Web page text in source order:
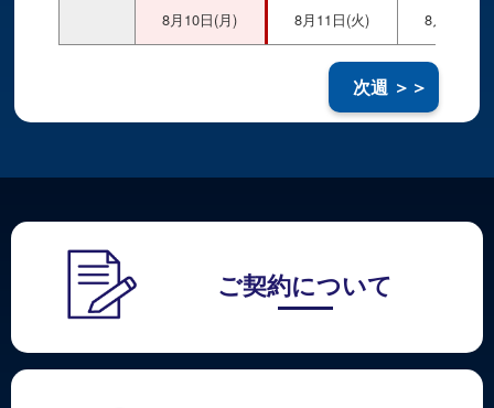
8月10日(月) 8月11日(火) 8月12日(
次週 ＞＞
ご契約について